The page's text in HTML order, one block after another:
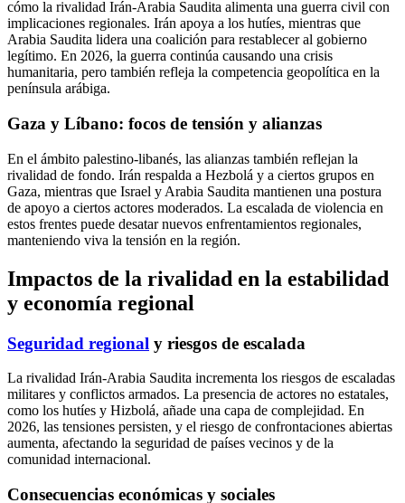
cómo la rivalidad Irán-Arabia Saudita alimenta una guerra civil con
implicaciones regionales. Irán apoya a los hutíes, mientras que
Arabia Saudita lidera una coalición para restablecer al gobierno
legítimo. En 2026, la guerra continúa causando una crisis
humanitaria, pero también refleja la competencia geopolítica en la
península arábiga.
Gaza y Líbano: focos de tensión y alianzas
En el ámbito palestino-libanés, las alianzas también reflejan la
rivalidad de fondo. Irán respalda a Hezbolá y a ciertos grupos en
Gaza, mientras que Israel y Arabia Saudita mantienen una postura
de apoyo a ciertos actores moderados. La escalada de violencia en
estos frentes puede desatar nuevos enfrentamientos regionales,
manteniendo viva la tensión en la región.
Impactos de la rivalidad en la estabilidad
y economía regional
Seguridad regional y riesgos de escalada
La rivalidad Irán-Arabia Saudita incrementa los riesgos de escaladas
militares y conflictos armados. La presencia de actores no estatales,
como los hutíes y Hizbolá, añade una capa de complejidad. En
2026, las tensiones persisten, y el riesgo de confrontaciones abiertas
aumenta, afectando la seguridad de países vecinos y de la
comunidad internacional.
Consecuencias económicas y sociales